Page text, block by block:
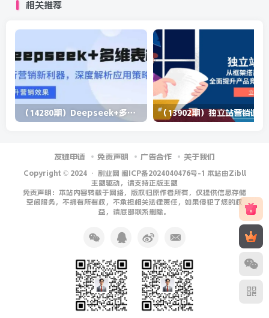
相关推荐
（14280期）Deepseek+多维表格，银行营销新利器，深度解析应用策略，提升营销效果
友链申请 免责声明 广告合作 关于我们
Copyright © 2024 · 副业网 闽ICP备2024040476号-1 本站由Zibll
主题驱动，请支持正版主题
免责声明：本站内容转载于网络，版权归原作者所有，仅提供信息存储
空间服务，不拥有所有权，不承担相关法律责任，如果侵犯了您的权
益，请底部联系删除。